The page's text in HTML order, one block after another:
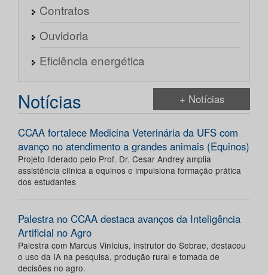
Contratos
Ouvidoria
Eficiência energética
Notícias + Notícias
CCAA fortalece Medicina Veterinária da UFS com
avanço no atendimento a grandes animais (Equinos)
Projeto liderado pelo Prof. Dr. Cesar Andrey amplia
assistência clínica a equinos e impulsiona formação prática
dos estudantes
Palestra no CCAA destaca avanços da Inteligência
Artificial no Agro
Palestra com Marcus Vinícius, instrutor do Sebrae, destacou
o uso da IA na pesquisa, produção rural e tomada de
decisões no agro.